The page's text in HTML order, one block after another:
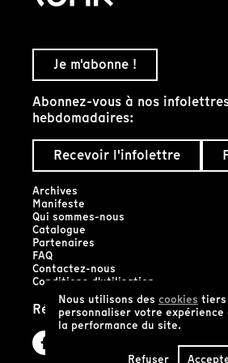
Nous utilisons des cookies tiers
personnaliser votre
la performance du site.
Refuser
Je m'abonne !
Abonnez-vous à nos
hebdomadaires:
Recevoir l'infolettre
Archives
Manifeste
Qui sommes-nous
Catalogue
Partenaires
FAQ
Contactez-nous
Conditions d'utilisation
Réseaux sociaux